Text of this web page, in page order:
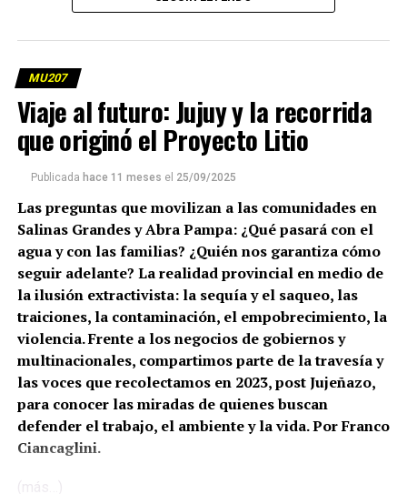
MU207
Viaje al futuro: Jujuy y la recorrida
que originó el Proyecto Litio
Publicada hace 11 meses el 25/09/2025
Las preguntas que movilizan a las comunidades en
Salinas Grandes y Abra Pampa: ¿Qué pasará con el
agua y con las familias? ¿Quién nos garantiza cómo
seguir adelante? La realidad provincial en medio de
la ilusión extractivista: la sequía y el saqueo, las
traiciones, la contaminación, el empobrecimiento, la
violencia. Frente a los negocios de gobiernos y
multinacionales, compartimos parte de la travesía y
las voces que recolectamos en 2023, post Jujeñazo,
para conocer las miradas de quienes buscan
defender el trabajo, el ambiente y la vida. Por Franco
Ciancaglini.
(más…)